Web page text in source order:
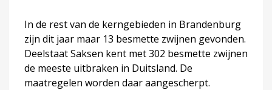
In de rest van de kerngebieden in Brandenburg
zijn dit jaar maar 13 besmette zwijnen gevonden.
Deelstaat Saksen kent met 302 besmette zwijnen
de meeste uitbraken in Duitsland. De
maatregelen worden daar aangescherpt.